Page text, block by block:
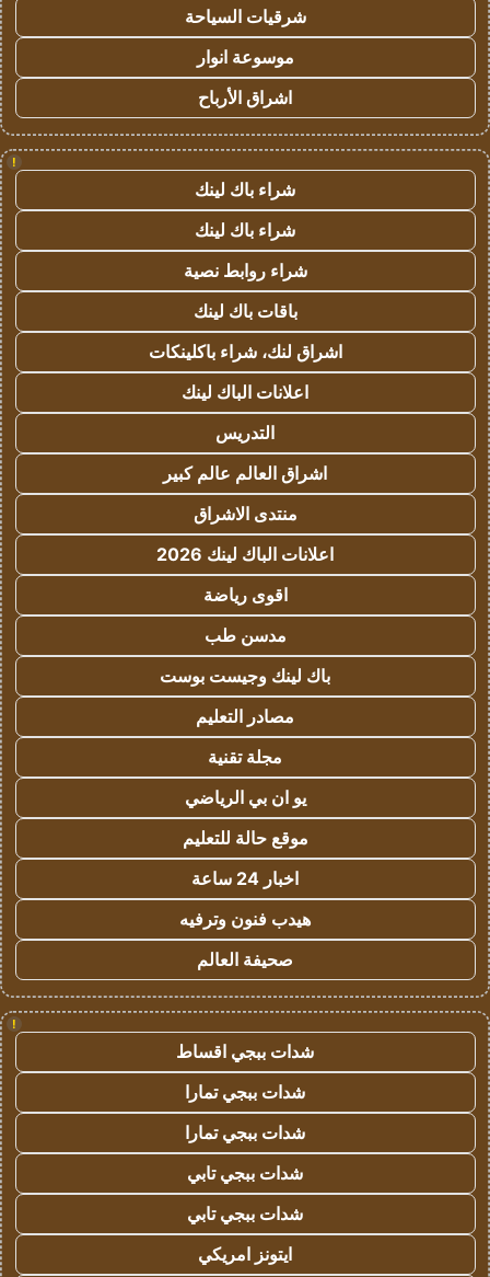
شرقيات السياحة
موسوعة انوار
اشراق الأرباح
!
شراء باك لينك
شراء باك لينك
شراء روابط نصية
باقات باك لينك
اشراق لنك، شراء باكلينكات
اعلانات الباك لينك
التدريس
اشراق العالم عالم كبير
منتدى الاشراق
اعلانات الباك لينك 2026
اقوى رياضة
مدسن طب
باك لينك وجيست بوست
مصادر التعليم
مجلة تقنية
يو ان بي الرياضي
موقع حالة للتعليم
اخبار 24 ساعة
هيدب فنون وترفيه
صحيفة العالم
!
شدات ببجي اقساط
شدات ببجي تمارا
شدات ببجي تمارا
شدات ببجي تابي
شدات ببجي تابي
ايتونز امريكي